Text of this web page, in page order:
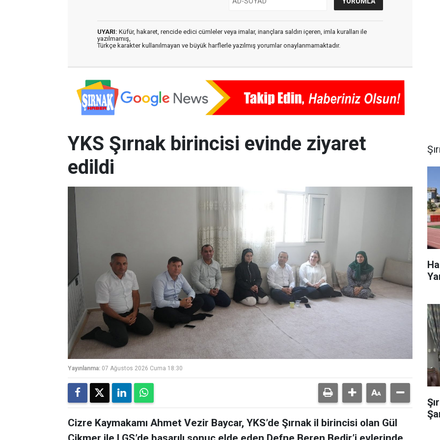
UYARI: Küfür, hakaret, rencide edici cümleler veya imalar, inançlara saldırı içeren, imla kuralları ile
yazılmamış,
Türkçe karakter kullanılmayan ve büyük harflerle yazılmış yorumlar onaylanmamaktadır.
YKS Şırnak birincisi evinde ziyaret
edildi
Yayınlanma: 07 Ağustos 2026 Cuma 18:30
Cizre Kaymakamı Ahmet Vezir Baycar, YKS’de Şırnak il birincisi olan Gül